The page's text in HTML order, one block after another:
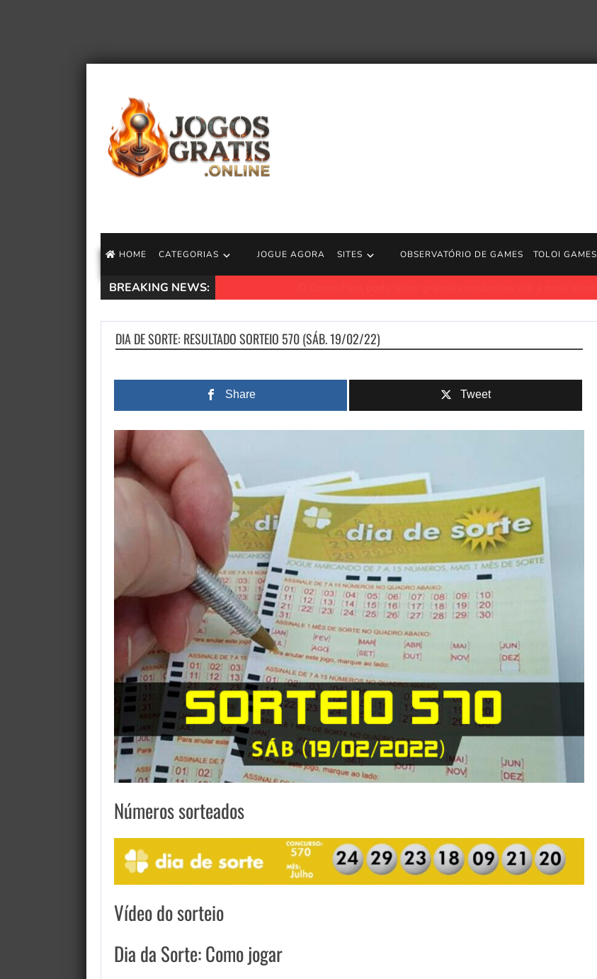
HOME CATEGORIAS JOGUE AGORA SITES OBSERVATÓRIO DE GAMES TOLOI GAMES
BREAKING NEWS:
DIA DE SORTE: RESULTADO SORTEIO 570 (SÁB. 19/02/22)
Share Tweet
Números sorteados
Vídeo do sorteio
Dia da Sorte: Como jogar